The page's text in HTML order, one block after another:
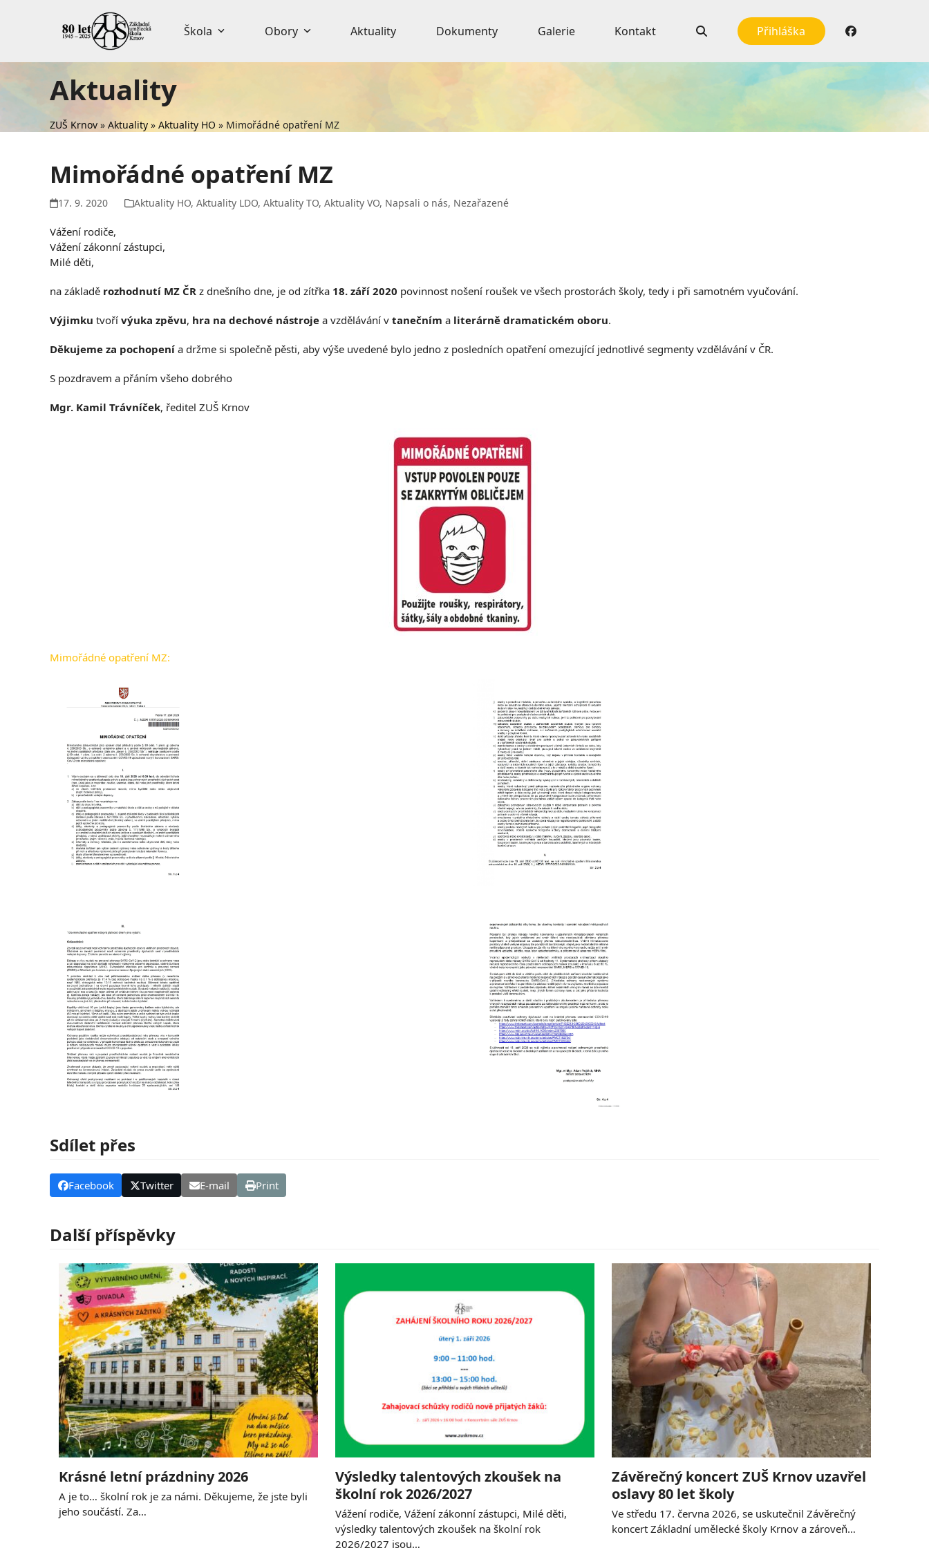
Škola Obory Aktuality Dokumenty Galerie Kontakt Přihláška
Aktuality
ZUŠ Krnov » Aktuality » Aktuality HO » Mimořádné opatření MZ
Mimořádné opatření MZ
17. 9. 2020 Aktuality HO,Aktuality LDO,Aktuality TO,Aktuality VO, Napsali o nás, Nezařazené
Vážení rodiče,
Vážení zákonní zástupci,
Milé děti,
na základě rozhodnutí MZ ČR z dnešního dne, je od zítřka 18. září 2020 povinnost nošení roušek ve všech prostorách školy, tedy i při samotném vyučování.
Výjimku tvoří výuka zpěvu, hra na dechové nástroje a vzdělávání v tanečním a literárně dramatickém oboru.
Děkujeme za pochopení a držme si společně pěsti, aby výše uvedené bylo jedno z posledních opatření omezující jednotlivé segmenty vzdělávání v ČR.
S pozdravem a přáním všeho dobrého
Mgr. Kamil Trávníček, ředitel ZUŠ Krnov
Mimořádné opatření MZ:
Sdílet přes
Facebook Twitter E-mail Print
Další příspěvky
Krásné letní prázdniny 2026
A je to… školní rok je za námi. Děkujeme, že jste byli
jeho součástí. Za…
Výsledky talentových zkoušek na
školní rok 2026/2027
Vážení rodiče, Vážení zákonní zástupci, Milé děti,
výsledky talentových zkoušek na školní rok
2026/2027 jsou…
Závěrečný koncert ZUŠ Krnov uzavřel
oslavy 80 let školy
Ve středu 17. června 2026, se uskutečnil Závěrečný
koncert Základní umělecké školy Krnov a zároveň…